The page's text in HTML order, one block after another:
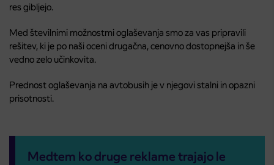
res gibljejo.
Med številnimi možnostmi oglaševanja smo za vas pripravili
rešitev, ki je po naši oceni drugačna, cenovno dostopnejša in še
vedno zelo učinkovita.
Prednost oglaševanja na avtobusih je v njegovi stalni in opazni
prisotnosti.
Medtem ko druge reklame trajajo le